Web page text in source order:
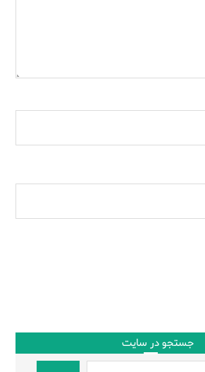
جستجو در سایت